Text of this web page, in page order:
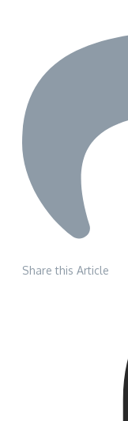
Share this Article